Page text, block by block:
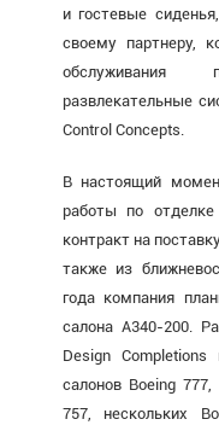
и гостевые
своему партнеру,
обслуживания
развлекательные
Control Concepts.
В настоящий
работы по отделке
контракт на
также из
года компания
салона A340-200.
Design
салонов Boeing
757, нескольких